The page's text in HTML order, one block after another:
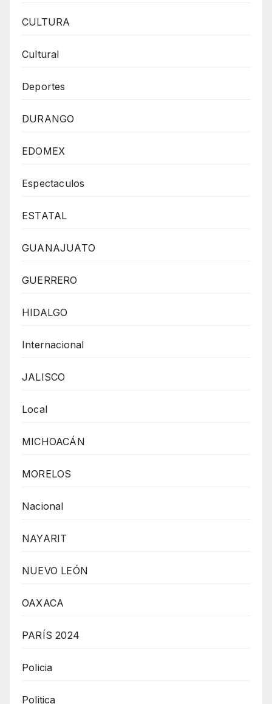
CULTURA
Cultural
Deportes
DURANGO
EDOMEX
Espectaculos
ESTATAL
GUANAJUATO
GUERRERO
HIDALGO
Internacional
JALISCO
Local
MICHOACÁN
MORELOS
Nacional
NAYARIT
NUEVO LEÓN
OAXACA
PARÍS 2024
Policia
Politica